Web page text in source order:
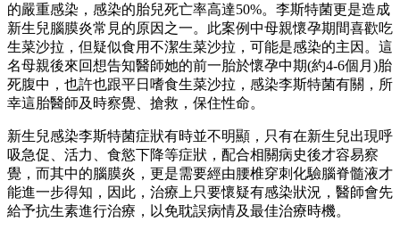
的嚴重感染，感染的胎兒死亡率高達50%。李斯特菌更是造成
新生兒腦膜炎常見的原因之一。此案例中母親懷孕期間喜歡吃
生菜沙拉，但疑似食用不潔生菜沙拉，可能是感染的主因。這
名母親後來回想告知醫師她的前一胎於懷孕中期(約4-6個月)胎
死腹中，也許也跟平日嗜食生菜沙拉，感染李斯特菌有關，所
幸這胎醫師及時察覺、搶救，保住性命。
新生兒感染李斯特菌症狀有時並不明顯，只有在新生兒出現呼
吸急促、活力、食慾下降等症狀，配合相關病史後才容易察
覺，而其中的腦膜炎，更是需要經由腰椎穿刺化驗腦脊髓液才
能進一步得知，因此，治療上只要懷疑有感染狀況，醫師會先
給予抗生素進行治療，以免耽誤病情及最佳治療時機。